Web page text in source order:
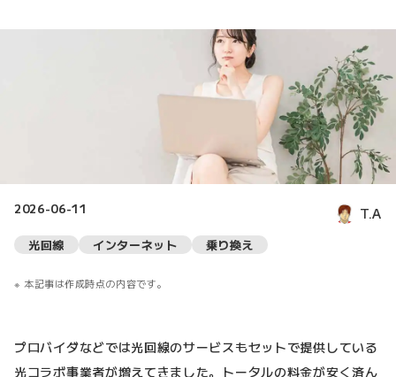
2026-06-11 T.A
光回線 インターネット 乗り換え
本記事は作成時点の内容です。
プロバイダなどでは光回線のサービスもセットで提供している
光コラボ事業者が増えてきました。トータルの料金が安く済ん